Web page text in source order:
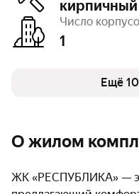
кирпичный
Число
1
Паркинг, машиноместа
Тип договора
Очереди
Детская площадкаЕщё
О жилом
ЖК «РЕСПУБЛИКА» —